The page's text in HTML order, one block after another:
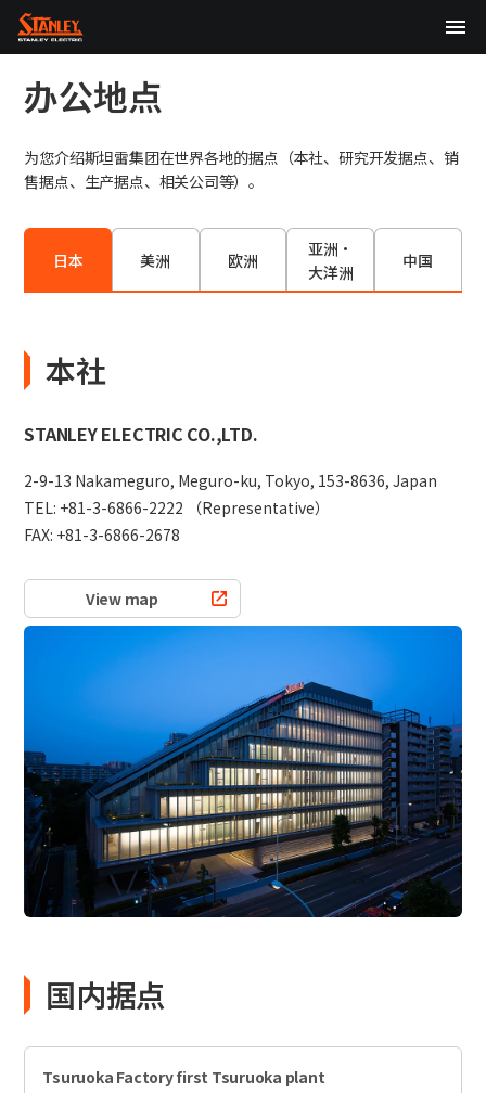
联系我们
站内搜索
VFHY1104P、LLF0111A、ULR4B、SL035
TOP
产品中心
技术研发
可持续发展
新闻
办公地点
为您介绍斯坦雷集团在世界各地的据点（本社、研究开发据点、销
售据点、生产据点、相关公司等）。
日本 美洲 欧洲
亚洲・
大洋洲
中国
本社
STANLEY ELECTRIC CO.,LTD.
2-9-13 Nakameguro, Meguro-ku, Tokyo, 153-8636, Japan
TEL: +81-3-6866-2222 （Representative）
FAX: +81-3-6866-2678
View map
国内据点
Tsuruoka Factory first Tsuruoka plant